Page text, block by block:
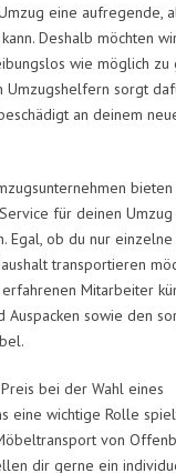
eine aufregende,
Deshalb möchten
wie möglich zu
Umzugshelfern sorgt
an deinem
für deinen
Egal, ob du nur
transportieren
Mitarbeiter
Auspacken sowie den
bei der Wahl eines
eine wichtige Rolle
von
dir gerne ein